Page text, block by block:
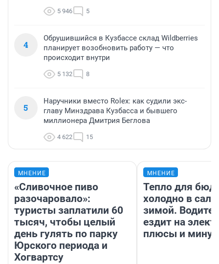
5 946 5
4
Обрушившийся в Кузбассе склад Wildberries
планирует возобновить работу — что
происходит внутри
5 132 8
5
Наручники вместо Rolex: как судили экс-
главу Минздрава Кузбасса и бывшего
миллионера Дмитрия Беглова
4 622 15
МНЕНИЕ
«Сливочное пиво
разочаровало»:
туристы заплатили 60
тысяч, чтобы целый
день гулять по парку
Юрского периода и
Хогвартсу
МНЕНИЕ
Тепло для
холодно в
зимой.
ездит на
плюсы и